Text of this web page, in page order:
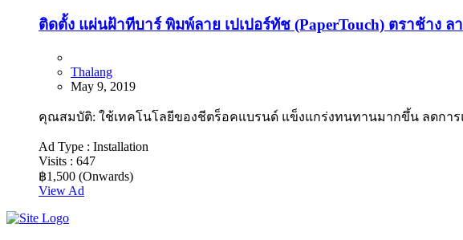
ติดตั้ง แผ่นฝ้าทีบาร์ พิมพ์ลาย เปเปอร์ทัช (PaperTouch) ตราช้าง ล
Thalang
May 9, 2019
คุณสมบัติ: ใช้เทคโนโลยีของชีตร็อคแบรนด์ แข็งแกร่งทนทานมากขึ้น ลดการ
Ad Type : Installation
Visits : 647
฿1,500 (Onwards)
View Ad